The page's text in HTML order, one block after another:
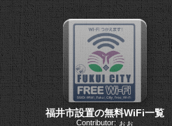
福井市設置の無料WiFi一覧
Contributor: ぉぉ